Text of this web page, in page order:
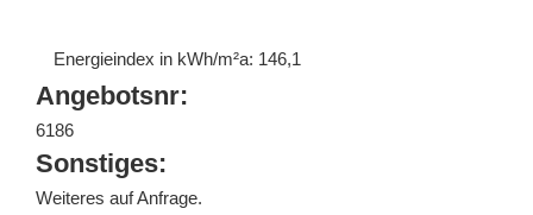
Energieindex in kWh/m²a: 146,1
Angebotsnr:
6186
Sonstiges:
Weiteres auf Anfrage.